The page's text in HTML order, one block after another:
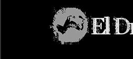
FEEEDBACK